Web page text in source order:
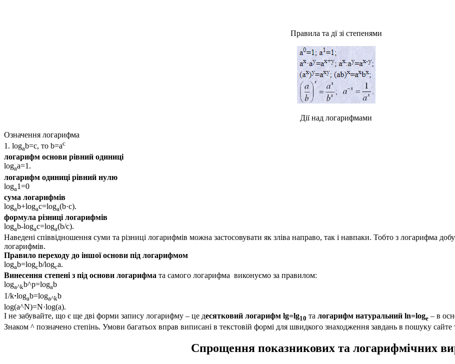
Правила та дї зі степенями
Дії над логарифмами
Означення логарифма
1. logab=c, то b=ac
логарифм основи рівний одиниці
logaa=1 .
логарифм одиниці рівний нулю
loga1=0
сума логарифмів
logab+logac=loga(b·c).
формула різниці логарифмів
logab-logac=loga(b/c).
Наведені співвідношення суми та різниці логарифмів можна застосовувати як зліва направо, так і навпаки. Тобто з логарифма
логарифмів.
Правило переходу до іншої основи під логарифмом
logab=logсb/logсa.
Винесення степені з під основи логарифма та самого логарифма виконуємо за правилом:
loga^kb^p=logab
1/k·logab=loga^kb
log(a^N)=N·log(a).
І не забувайте, що є ще дві форми запису логарифму – це десятковий логарифм lg=lg10 та логарифм натуральний ln=loge – в
Знаком ^ позначено степінь. Умови багатьох вправ виписані в текстовій формі для швидкого знаходження завдань в пошуку сайте
Спрощення показникових та логарифмічних